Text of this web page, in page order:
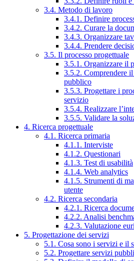
3.4. Metodo di lavoro
3.4.1. Definire
3.4.2. Curare la
3.4.3. Organizzare
3.4.4. Prendere
3.5. Il processo progettuale
3.5.1. Organizzare il
3.5.2. Comprendere
pubblico
3.5.3. Progettare i
servizio
3.5.4. Realizzare
3.5.5. Validare la
4. Ricerca progettuale
4.1. Ricerca primaria
4.1.1. Interviste
4.1.2. Questionari
4.1.3. Test di usabilità
4.1.4. Web analytics
4.1.5. Strumenti di
utente
4.2. Ricerca secondaria
4.2.1. Ricerca
4.2.2. Analisi
4.2.3. Valutazione
5. Progettazione dei servizi
5.1. Cosa sono i servizi e il
5.2. Progettare servizi